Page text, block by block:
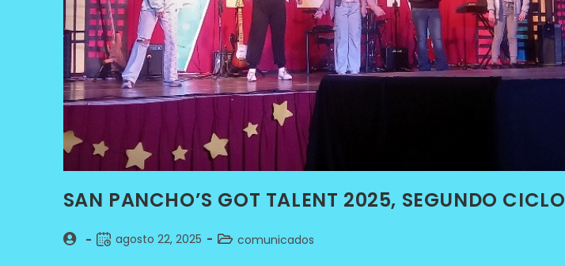
SAN PANCHO’S GOT TALENT 2025, SEGUNDO CICLO
agosto 22, 2025 comunicados